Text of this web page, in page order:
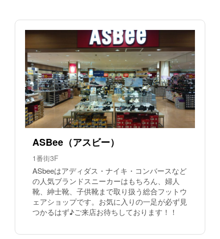
ASBee（アスビー）
1番街3F
ASbeeはアディダス・ナイキ・コンバースなど
の人気ブランドスニーカーはもちろん、婦人
靴、紳士靴、子供靴まで取り扱う総合フットウ
ェアショップです。お気に入りの一足が必ず見
つかるはず♪ご来店お待ちしております！！